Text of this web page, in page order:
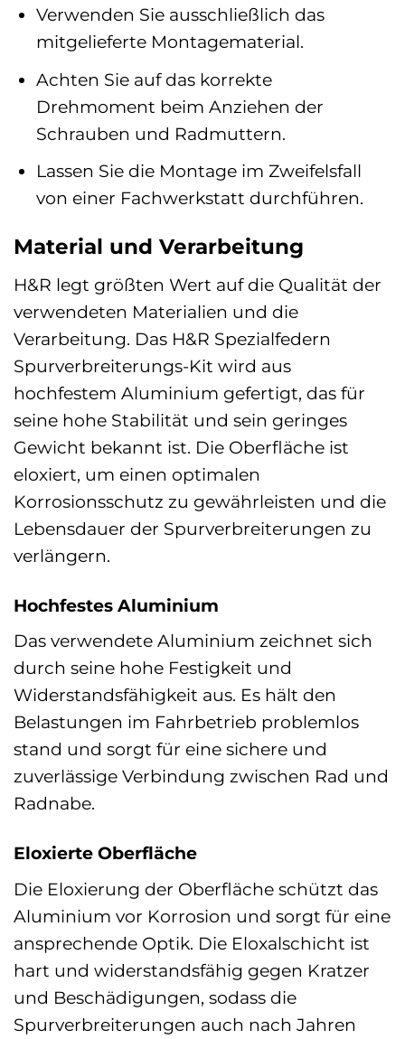
Verwenden Sie ausschließlich das
mitgelieferte Montagematerial.
Achten Sie auf das korrekte
Drehmoment beim Anziehen der
Schrauben und Radmuttern.
Lassen Sie die Montage im Zweifelsfall
von einer Fachwerkstatt durchführen.
Material und Verarbeitung
H&R legt größten Wert auf die Qualität der
verwendeten Materialien und die
Verarbeitung. Das H&R Spezialfedern
Spurverbreiterungs-Kit wird aus
hochfestem Aluminium gefertigt, das für
seine hohe Stabilität und sein geringes
Gewicht bekannt ist. Die Oberfläche ist
eloxiert, um einen optimalen
Korrosionsschutz zu gewährleisten und die
Lebensdauer der Spurverbreiterungen zu
verlängern.
Hochfestes Aluminium
Das verwendete Aluminium zeichnet sich
durch seine hohe Festigkeit und
Widerstandsfähigkeit aus. Es hält den
Belastungen im Fahrbetrieb problemlos
stand und sorgt für eine sichere und
zuverlässige Verbindung zwischen Rad und
Radnabe.
Eloxierte Oberfläche
Die Eloxierung der Oberfläche schützt das
Aluminium vor Korrosion und sorgt für eine
ansprechende Optik. Die Eloxalschicht ist
hart und widerstandsfähig gegen Kratzer
und Beschädigungen, sodass die
Spurverbreiterungen auch nach Jahren